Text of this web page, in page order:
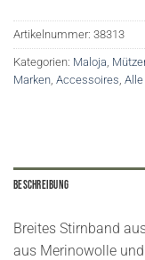
Artikelnummer: 38313
Kategorien: Maloja,
Marken, Accessoires,
Beschreibung
Breites Stirnband
aus Merinowolle